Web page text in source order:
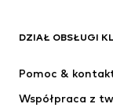
Next
Jordan
DZIAŁ OBSŁUGI
Pomoc &
Współpraca z